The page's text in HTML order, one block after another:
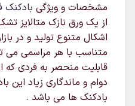
مشخصات و ویژگی بادکنک
از یک ورق نازک متالایز
اشکال متنوع تولید و در
متناسب با هر مراسمی می
قابلیت منحصر به فردی که
دوام و ماندگاری زیاد این
بادکنک ها می باشد .